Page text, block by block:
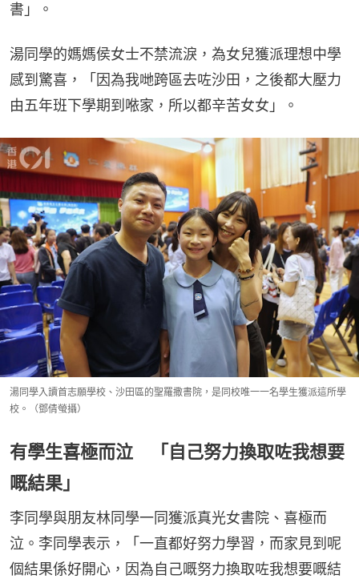
書」。
湯同學的媽媽侯女士不禁流淚，為女兒獲派理想中學
感到驚喜，「因為我哋跨區去咗沙田，之後都大壓力
由五年班下學期到𠵱家，所以都辛苦女女」。
湯同學入讀首志願學校、沙田區的聖羅撒書院，是同校唯一一名學生獲派這所學
校。（鄧倩螢攝）
有學生喜極而泣 「自己努力換取咗我想要
嘅結果」
李同學與朋友林同學一同獲派真光女書院、喜極而
泣。李同學表示，「一直都好努力學習，而家見到呢
個結果係好開心，因為自己嘅努力換取咗我想要嘅結